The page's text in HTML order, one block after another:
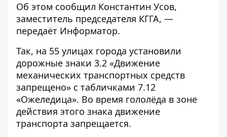
Об этом сообщил Константин Усов,
заместитель председателя КГГА, —
передаёт Информатор.
Так, на 55 улицах города установили
дорожные знаки 3.2 «Движение
механических транспортных средств
запрещено» с табличками 7.12
«Ожеледица». Во время гололёда в зоне
действия этого знака движение
транспорта запрещается.